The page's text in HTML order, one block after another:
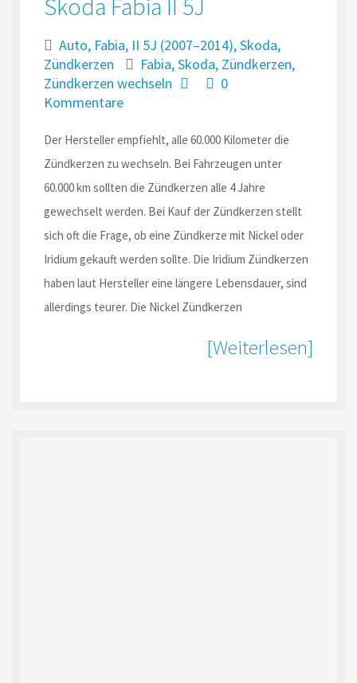
Skoda Fabia II 5J
Auto, Fabia, II 5J (2007–2014),Skoda,
Zündkerzen
Fabia,Skoda, Zündkerzen,
Zündkerzen wechseln
0
Kommentare
Der Hersteller empfiehlt, alle 60.000 Kilometer die
Zündkerzen zu wechseln. Bei Fahrzeugen unter
60.000 km sollten die Zündkerzen alle 4 Jahre
gewechselt werden. Bei Kauf der Zündkerzen stellt
sich oft die Frage, ob eine Zündkerze mit Nickel oder
Iridium gekauft werden sollte. Die Iridium Zündkerzen
haben laut Hersteller eine längere Lebensdauer, sind
allerdings teurer. Die Nickel Zündkerzen
[Weiterlesen]